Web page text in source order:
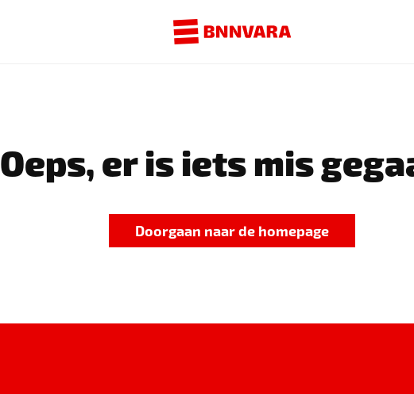
Oeps, er is iets mis
Doorgaan naar de homepage